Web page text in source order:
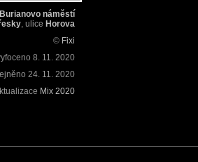
Burianovo náměstí
, ulice Horova
© Fixi
8. 11. 2020
24. 11. 2020
Mix 2020